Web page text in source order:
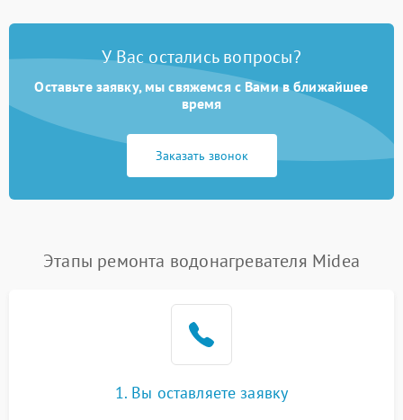
У Вас остались вопросы?
Оставьте заявку, мы свяжемся с Вами в ближайшее
время
Заказать звонок
Этапы ремонта водонагревателя Midea
1. Вы оставляете заявку